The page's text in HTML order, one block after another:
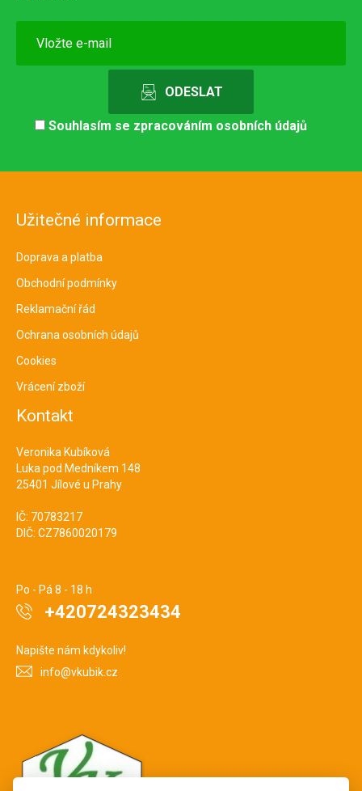
Souhlasím se zpracováním osobních údajů
Užitečné informace
Doprava a platba
Obchodní podmínky
Reklamační řád
Ochrana osobních údajů
Cookies
Vrácení zboží
Kontakt
Veronika Kubíková
Luka pod Medníkem 148
25401 Jílové u Prahy
IČ: 70783217
DIČ: CZ7860020179
Po - Pá 8 - 18 h
+420724323434
Napište nám kdykoliv!
info@vkubik.cz